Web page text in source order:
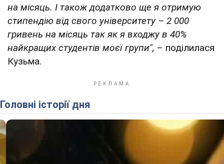
на місяць. І також додатково ще я отримую
стипендію від свого університету – 2 000
гривень на місяць так як я входжу в 40%
найкращих студентів моєї групи", – поділилася
Кузьма.
Головні історії дня